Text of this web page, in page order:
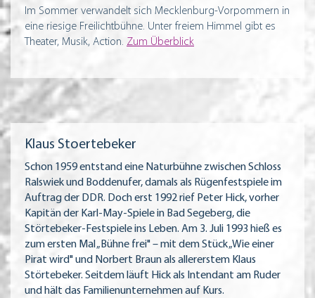
Im Sommer verwandelt sich Mecklenburg-Vorpommern in
eine riesige Freilichtbühne. Unter freiem Himmel gibt es
Theater, Musik, Action. Zum Überblick
Klaus Stoertebeker
Schon 1959 entstand eine Naturbühne zwischen Schloss
Ralswiek und Boddenufer, damals als Rügenfestspiele im
Auftrag der DDR. Doch erst 1992 rief Peter Hick, vorher
Kapitän der Karl-May-Spiele in Bad Segeberg, die
Störtebeker-Festspiele ins Leben. Am 3. Juli 1993 hieß es
zum ersten Mal „Bühne frei" – mit dem Stück „Wie einer
Pirat wird" und Norbert Braun als allererstem Klaus
Störtebeker. Seitdem läuft Hick als Intendant am Ruder
und hält das Familienunternehmen auf Kurs.